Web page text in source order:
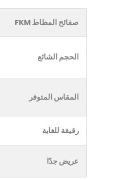
صفائح المطاط FKM
الحجم الشائع
المقاس المتوفر
رقيقة للغاية
عريض جدًا